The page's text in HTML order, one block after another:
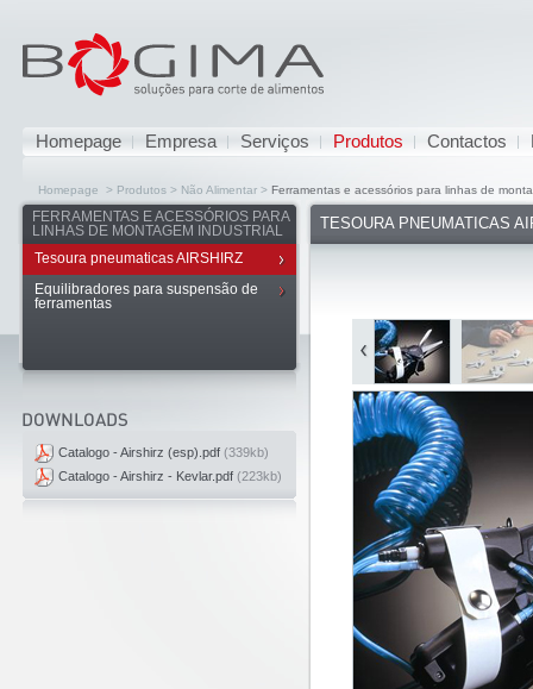
Homepage Empresa Serviços Produtos Contactos
Homepage > Produtos > Não Alimentar > Ferramentas e acessórios para linhas de
FERRAMENTAS E ACESSÓRIOS PARA
LINHAS DE MONTAGEM INDUSTRIAL
Tesoura pneumaticas AIRSHIRZ
Equilibradores para suspensão de
ferramentas
Catalogo - Airshirz (esp).pdf (339kb)
Catalogo - Airshirz - Kevlar.pdf (223kb)
TESOURA PNEUMATICAS